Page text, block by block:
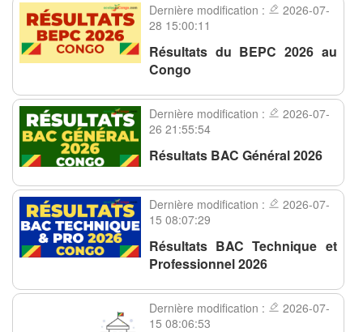
Dernière modification :
2026-07-
28 15:00:11
Résultats du BEPC 2026 au
Congo
Dernière modification :
2026-07-
26 21:55:54
Résultats BAC Général 2026
Dernière modification :
2026-07-
15 08:07:29
Résultats BAC Technique et
Professionnel 2026
Dernière modification :
2026-07-
15 08:06:53